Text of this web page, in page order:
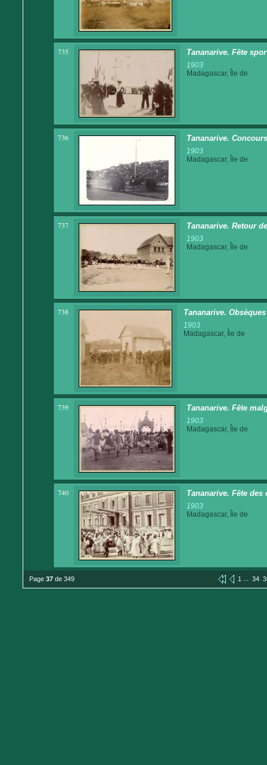
735 Tananarive. Fête
1903
Madagascar, Île de
736 Tananarive.
1903
Madagascar, Île de
737 Tananarive. Retour
1903
Madagascar, Île de
738 Tananarive.
1903
Madagascar, Île de
739 Tananarive. Fête
1903
Madagascar, Île de
740 Tananarive. Fête des
1903
Madagascar, Île de
Page 37 de 349 1 ... 34